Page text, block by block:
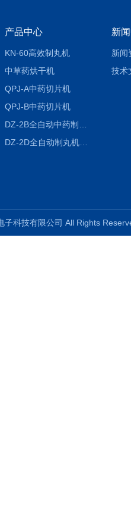
产品中心
KN-60高效制丸机
中草药烘干机
QPJ-A中药切片机
QPJ-B中药切片机
DZ-2D全自动制丸机三根条DZ-2D
新
新闻
技术
子科技有限公司 All Rights